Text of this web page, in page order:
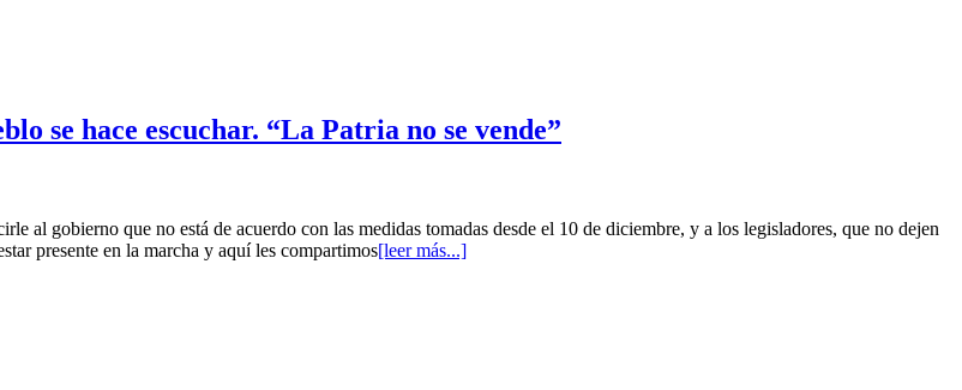
se hace escuchar. “La Patria no se vende”
al gobierno que no está de acuerdo con las medidas tomadas desde el 10 de diciembre, y a los legisladores, que no dejen
presente en la marcha y aquí les compartimos[leer más...]